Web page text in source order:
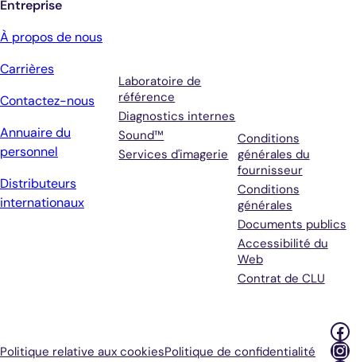
Entreprise
À propos de nous
Carrières
Contactez-nous
Annuaire du
personnel
Distributeurs
internationaux
Laboratoire de
référence
Diagnostics internes
Sound™
Services d'imagerie
Conditions
générales du
fournisseur
Conditions
générales
Documents publics
Accessibilité du
Web
Contrat de CLU
Politique relative aux cookiesPolitique de confidentialité